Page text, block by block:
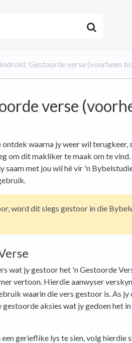
Gestoorde verse (voorheen
verse
waarna jy weer wil terugkeer,
om dit makliker te maak om te
saam met jou wil hê vir 'n
word dit slegs gestoor in die
wat jy gestoor het 'n Gestoorde
vertoon. Hierdie aanwyser
waarin die vers gestoor is. As jy
gestoorde aksies wat jy gedoen het
gerieflike lys te sien, volg hierdie